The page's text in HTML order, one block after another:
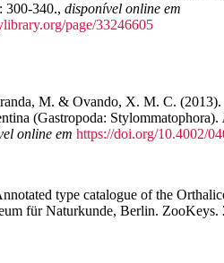
300-340., disponível online em
page/33246605
M. & Ovando, X. M. C. (2013).
(Gastropoda: Stylommatophora).
online em https://doi.org/10.4002/
type catalogue of the
für Naturkunde, Berlin. ZooKeys.